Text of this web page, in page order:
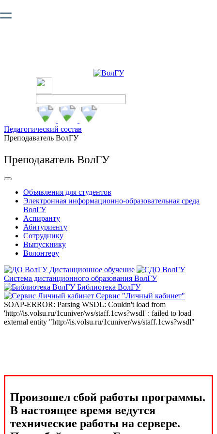
безопасную работу с сайтом. Пожалуйста
Педагогический состав
Преподаватель ВолГУ
Преподаватель ВолГУ
Объявления для студентов
Электронная информационно-образовательная среда
ВолГУ
Аспиранту
Абитуриенту
Сотруднику
Выпускнику
Волонтеру
Дистанционное обучение
Система дистанционного образования ВолГУ
Библиотека ВолГУ
Сервис "Личный кабинет"
SOAP-ERROR: Parsing WSDL: Couldn't load from
'http://is.volsu.ru/1cuniver/ws/staff.1cws?wsdl' : failed to load
external entity "http://is.volsu.ru/1cuniver/ws/staff.1cws?wsdl"
Произошел сбой работы программы.
В настоящее время ведутся
технические работы на сервере.